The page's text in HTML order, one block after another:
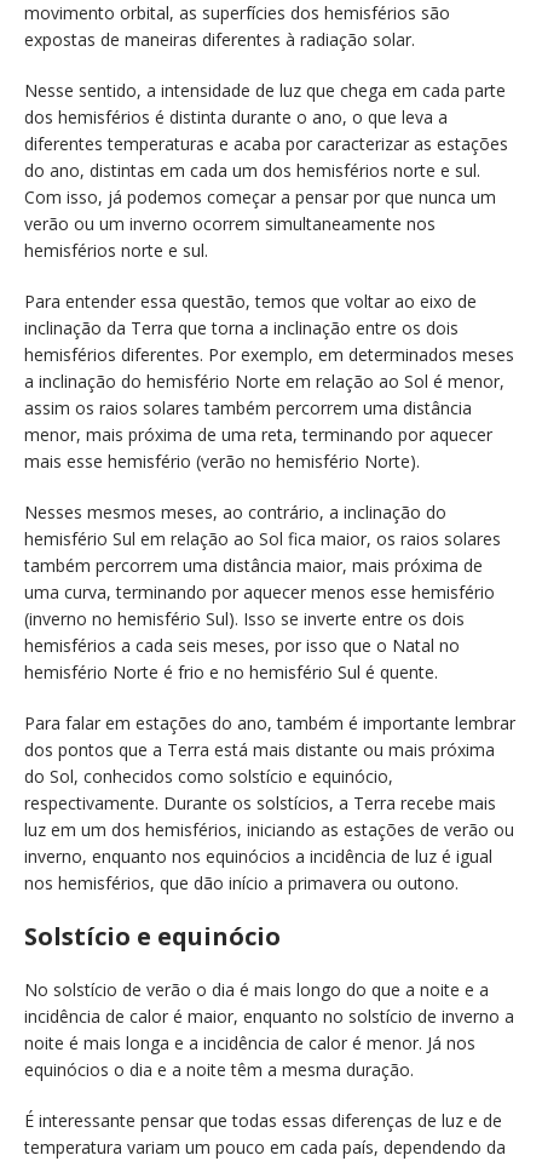
movimento orbital, as superfícies dos hemisférios são
expostas de maneiras diferentes à radiação solar.
Nesse sentido, a intensidade de luz que chega em cada parte
dos hemisférios é distinta durante o ano, o que leva a
diferentes temperaturas e acaba por caracterizar as estações
do ano, distintas em cada um dos hemisférios norte e sul.
Com isso, já podemos começar a pensar por que nunca um
verão ou um inverno ocorrem simultaneamente nos
hemisférios norte e sul.
Para entender essa questão, temos que voltar ao eixo de
inclinação da Terra que torna a inclinação entre os dois
hemisférios diferentes. Por exemplo, em determinados meses
a inclinação do hemisfério Norte em relação ao Sol é menor,
assim os raios solares também percorrem uma distância
menor, mais próxima de uma reta, terminando por aquecer
mais esse hemisfério (verão no hemisfério Norte).
Nesses mesmos meses, ao contrário, a inclinação do
hemisfério Sul em relação ao Sol fica maior, os raios solares
também percorrem uma distância maior, mais próxima de
uma curva, terminando por aquecer menos esse hemisfério
(inverno no hemisfério Sul). Isso se inverte entre os dois
hemisférios a cada seis meses, por isso que o Natal no
hemisfério Norte é frio e no hemisfério Sul é quente.
Para falar em estações do ano, também é importante lembrar
dos pontos que a Terra está mais distante ou mais próxima
do Sol, conhecidos como solstício e equinócio,
respectivamente. Durante os solstícios, a Terra recebe mais
luz em um dos hemisférios, iniciando as estações de verão ou
inverno, enquanto nos equinócios a incidência de luz é igual
nos hemisférios, que dão início a primavera ou outono.
Solstício e equinócio
No solstício de verão o dia é mais longo do que a noite e a
incidência de calor é maior, enquanto no solstício de inverno a
noite é mais longa e a incidência de calor é menor. Já nos
equinócios o dia e a noite têm a mesma duração.
É interessante pensar que todas essas diferenças de luz e de
temperatura variam um pouco em cada país, dependendo da